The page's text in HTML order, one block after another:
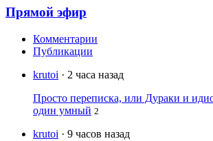
Прямой эфир
Комментарии
Публикации
krutoi · 2 часа назад
Просто переписка, или Дураки и
один умный 2
krutoi · 9 часов назад